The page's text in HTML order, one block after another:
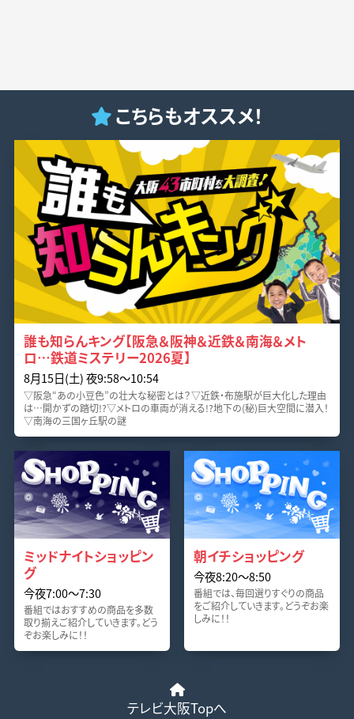
こちらもオススメ！
誰も知らんキング【阪急＆阪神＆近鉄＆南海＆メト
ロ…鉄道ミステリー2026夏】
8月15日(土) 夜9:58〜10:54
▽阪急“あの小豆色”の壮大な秘密とは？▽近鉄・布施駅が巨大化した理由
は…開かずの踏切!?▽メトロの車両が消える!?地下の(秘)巨大空間に潜入！
▽南海の三国ヶ丘駅の謎
ミッドナイトショッピン
グ
今夜7:00〜7:30
番組ではおすすめの商品を多数
取り揃えご紹介していきます。どう
ぞお楽しみに！！
朝イチショッピング
今夜8:20〜8:50
番組では、毎回選りすぐりの商品
をご紹介していきます。どうぞお楽
しみに！！
テレビ大阪Topへ